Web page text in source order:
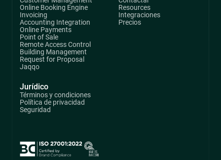
Online Booking Engine
Invoicing
Accounting Integration
Online Payments
Point of Sale
Remote Access Control
Building Management
Request for Proposal
Jaqqo
Resources
Integraciones
Precios
Jurídico
Términos y condiciones
Política de privacidad
Seguridad